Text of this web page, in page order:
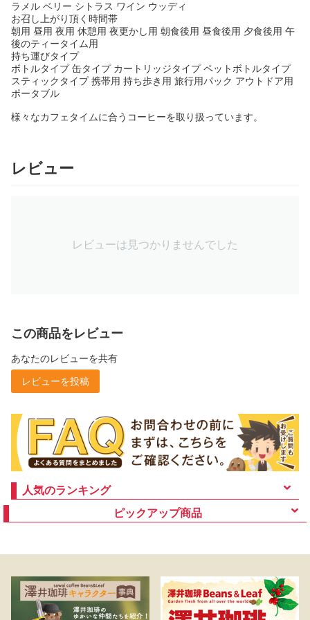
ラメル ベリー シトラス ワイン ウッディ
お召し上がり頂く時間帯
朝用 昼用 夜用 休憩用 夜更かし用 朝食後用 昼食後用 夕食後用 午
後のティータイム用
持ち運びタイプ
ボトルタイプ 缶タイプ カートリッジタイプ ペットボトルタイプ
スティックタイプ 携帯用 持ち歩き用 旅行用パック アウトドア用
ポータブル
様々なカフェタイムに合うコーヒーを取り扱っています。
レビュー
レビューは見つかりませんでした
この商品をレビュー
あなたのレビューを共有
レビューを投稿
人気のランキング
ピックアップ商品